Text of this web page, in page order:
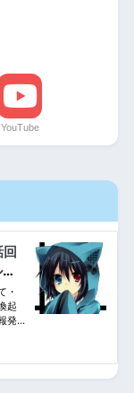
YouTube